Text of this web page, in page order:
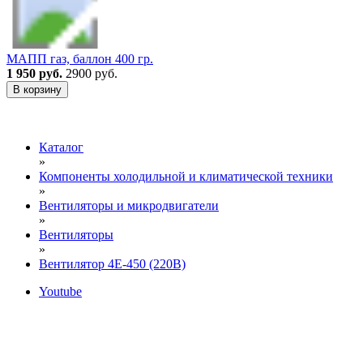
МАПП газ, баллон 400 гр.
1 950 руб. 2900 руб.
В корзину
Каталог
»
Компоненты холодильной и климатической техники
»
Вентиляторы и микродвигатели
»
Вентиляторы
»
Вентилятор 4E-450 (220В)
Youtube